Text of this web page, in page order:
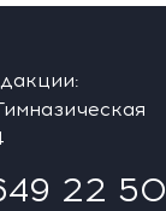
22 50